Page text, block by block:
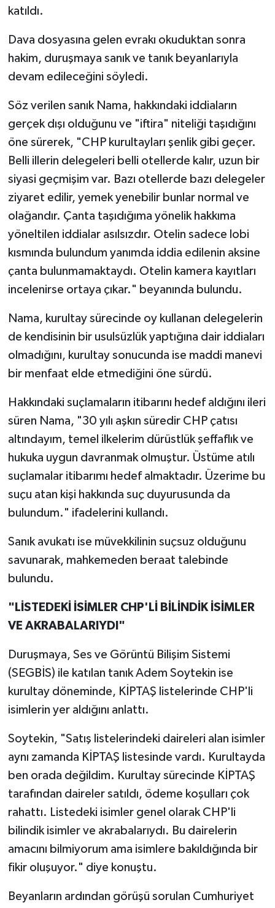
katıldı.
Dava dosyasına gelen evrakı okuduktan sonra
hakim, duruşmaya sanık ve tanık beyanlarıyla
devam edileceğini söyledi.
Söz verilen sanık Nama, hakkındaki iddiaların
gerçek dışı olduğunu ve "iftira" niteliği taşıdığını
öne sürerek, "CHP kurultayları şenlik gibi geçer.
Belli illerin delegeleri belli otellerde kalır, uzun bir
siyasi geçmişim var. Bazı otellerde bazı delegeler
ziyaret edilir, yemek yenebilir bunlar normal ve
olağandır. Çanta taşıdığıma yönelik hakkıma
yöneltilen iddialar asılsızdır. Otelin sadece lobi
kısmında bulundum yanımda iddia edilenin aksine
çanta bulunmamaktaydı. Otelin kamera kayıtları
incelenirse ortaya çıkar." beyanında bulundu.
Nama, kurultay sürecinde oy kullanan delegelerin
de kendisinin bir usulsüzlük yaptığına dair iddiaları
olmadığını, kurultay sonucunda ise maddi manevi
bir menfaat elde etmediğini öne sürdü.
Hakkındaki suçlamaların itibarını hedef aldığını ileri
süren Nama, "30 yılı aşkın süredir CHP çatısı
altındayım, temel ilkelerim dürüstlük şeffaflık ve
hukuka uygun davranmak olmuştur. Üstüme atılı
suçlamalar itibarımı hedef almaktadır. Üzerime bu
suçu atan kişi hakkında suç duyurusunda da
bulundum." ifadelerini kullandı.
Sanık avukatı ise müvekkilinin suçsuz olduğunu
savunarak, mahkemeden beraat talebinde
bulundu.
"LİSTEDEKİ İSİMLER CHP'Lİ BİLİNDİK İSİMLER
VE AKRABALARIYDI"
Duruşmaya, Ses ve Görüntü Bilişim Sistemi
(SEGBİS) ile katılan tanık Adem Soytekin ise
kurultay döneminde, KİPTAŞ listelerinde CHP'li
isimlerin yer aldığını anlattı.
Soytekin, "Satış listelerindeki daireleri alan isimler
aynı zamanda KİPTAŞ listesinde vardı. Kurultayda
ben orada değildim. Kurultay sürecinde KİPTAŞ
tarafından daireler satıldı, ödeme koşulları çok
rahattı. Listedeki isimler genel olarak CHP'li
bilindik isimler ve akrabalarıydı. Bu dairelerin
amacını bilmiyorum ama isimlere bakıldığında bir
fikir oluşuyor." diye konuştu.
Beyanların ardından görüşü sorulan Cumhuriyet